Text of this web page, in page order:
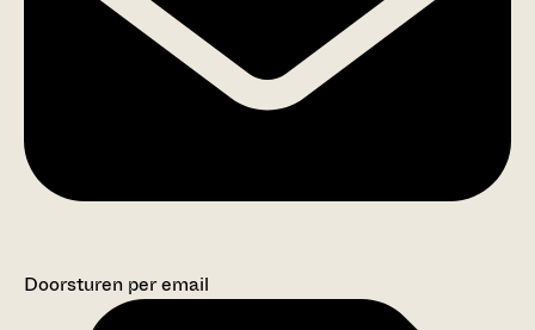
Doorsturen per email